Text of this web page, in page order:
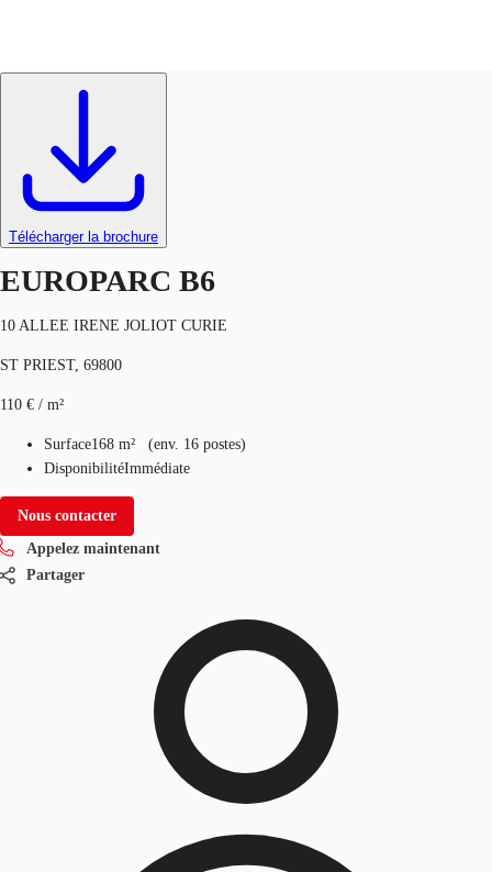
Blog
Données marchés
Pourquoi JLL?
NxT
Flex & Co-working
Appelez maintenant
Télécharger la brochure
EUROPARC B6
10 ALLEE IRENE JOLIOT CURIE
ST PRIEST, 69800
110 € / m²
Surface168 m² (env. 16 postes)
DisponibilitéImmédiate
Nous contacter
Appelez maintenant
Partager